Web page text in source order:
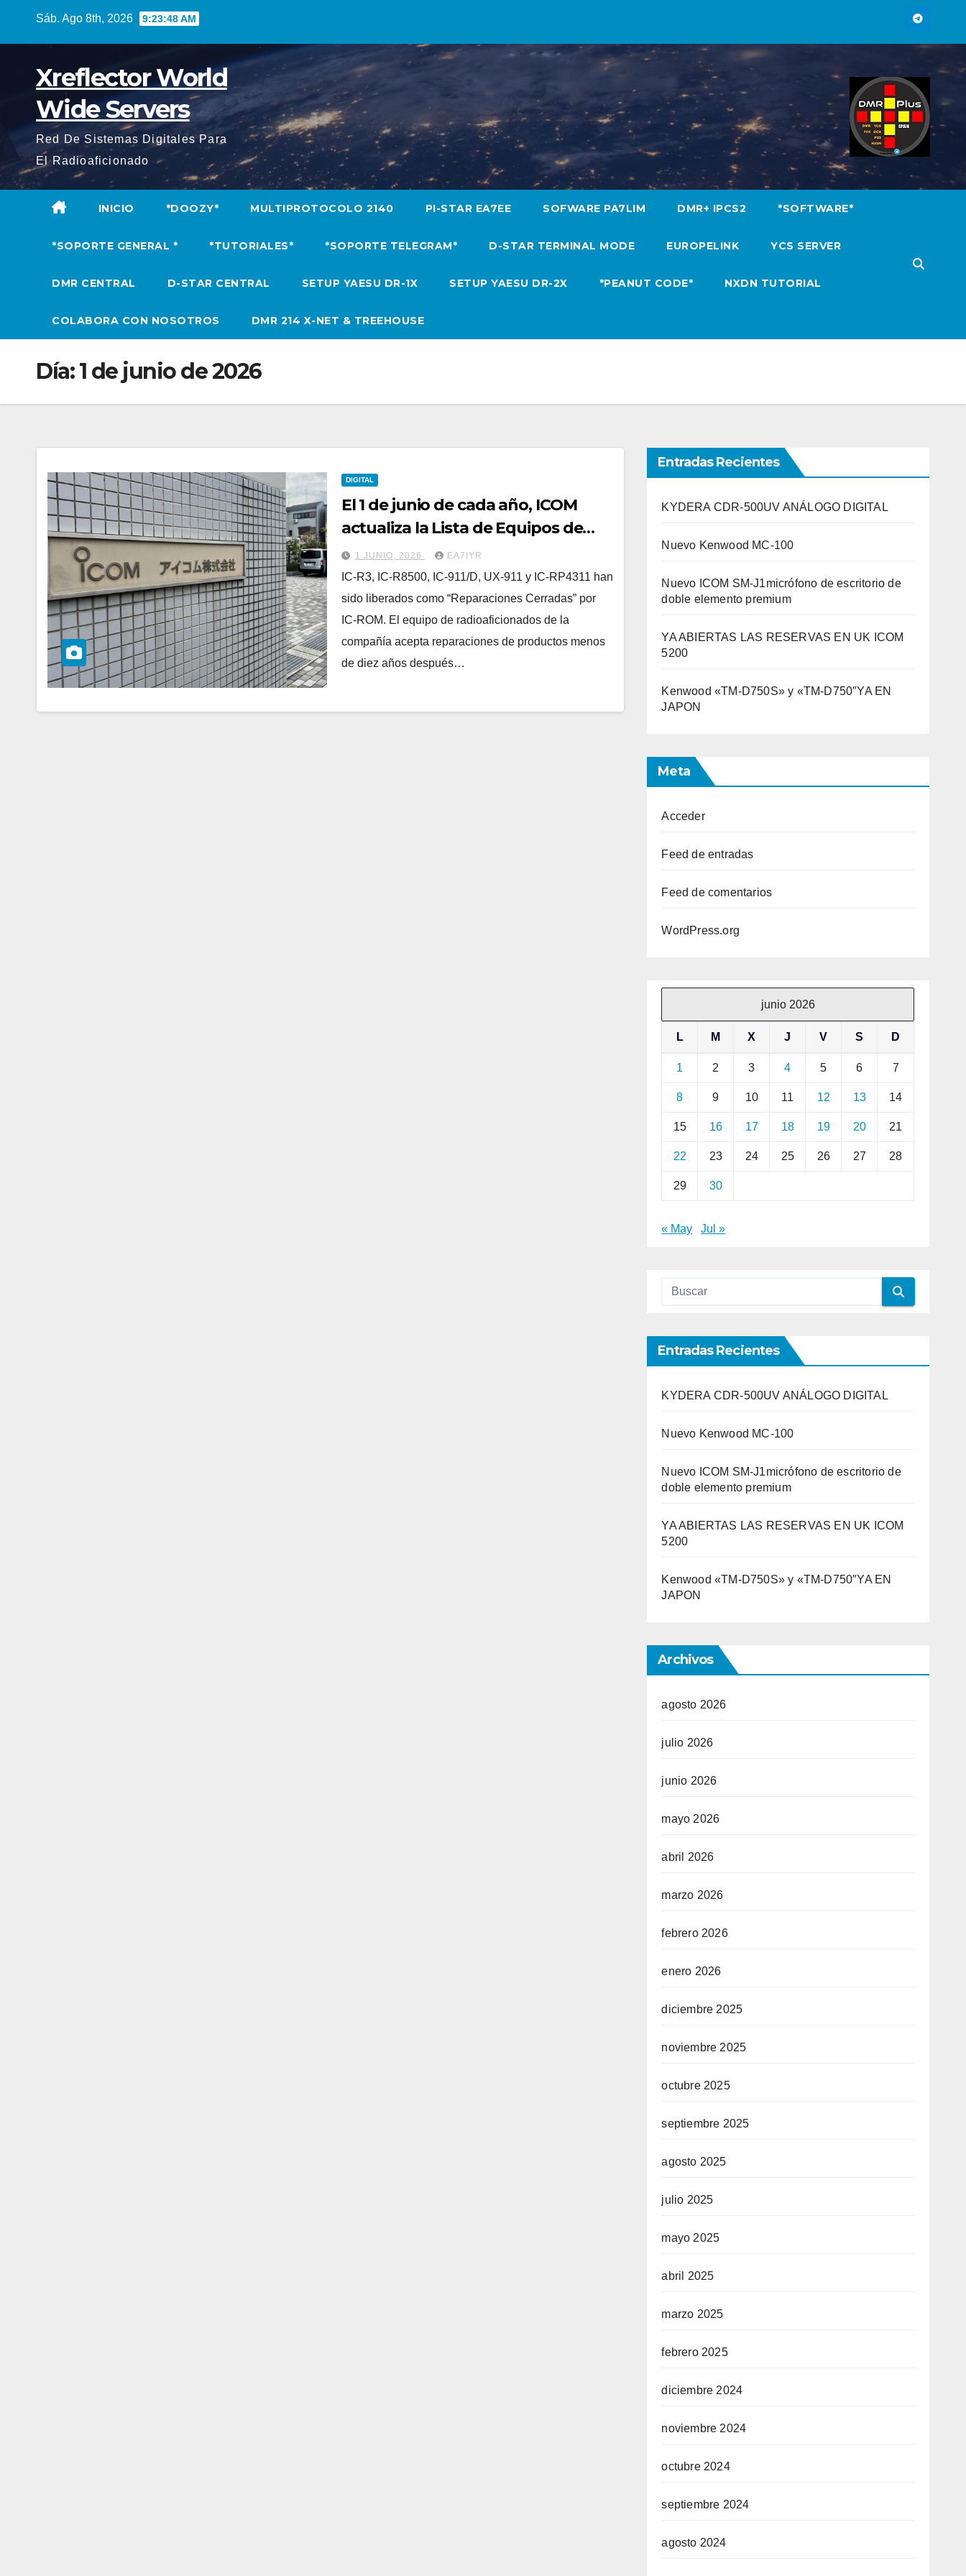
Sáb. Ago 8th, 2026 9:23:49 AM
Xreflector World
Wide Servers
Red De Sistemas Digitales Para
El Radioaficionado
INICIO *DOOZY* MULTIPROTOCOLO 2140 PI-STAR EA7EE SOFWARE PA7LIM DMR+ IPCS2 *SOFTWARE*
*SOPORTE GENERAL * *TUTORIALES* *SOPORTE TELEGRAM* D-STAR TERMINAL MODE EUROPELINK YCS SERVER
DMR CENTRAL D-STAR CENTRAL SETUP YAESU DR-1X SETUP YAESU DR-2X *PEANUT CODE* NXDN TUTORIAL
COLABORA CON NOSOTROS DMR 214 X-NET & TREEHOUSE
Día:1 de junio de 2026
DIGITAL
El 1 de junio de cada año, ICOM
actualiza la Lista de Equipos de
Producción Discontinuada
1 JUNIO, 2026 EA7IYR
IC-R3, IC-R8500, IC-911/D, UX-911 y IC-RP4311 han
sido liberados como “Reparaciones Cerradas” por
IC-ROM. El equipo de radioaficionados de la
compañía acepta reparaciones de productos menos
de diez años después…
Entradas Recientes
KYDERA CDR-500UV ANÁLOGO DIGITAL
Nuevo Kenwood MC-100
Nuevo ICOM SM-J1micrófono de escritorio de
doble elemento premium
YA ABIERTAS LAS RESERVAS EN UK ICOM
5200
Kenwood «TM-D750S» y «TM-D750″YA EN
JAPON
Meta
Acceder
Feed de entradas
Feed de comentarios
WordPress.org
junio 2026
L M X J V S D
1 2 3 4 5 6 7
8 9 10 11 12 13 14
15 16 17 18 19 20 21
22 23 24 25 26 27 28
29 30
« May Jul »
Entradas Recientes
KYDERA CDR-500UV ANÁLOGO DIGITAL
Nuevo Kenwood MC-100
Nuevo ICOM SM-J1micrófono de escritorio de
doble elemento premium
YA ABIERTAS LAS RESERVAS EN UK ICOM
5200
Kenwood «TM-D750S» y «TM-D750″YA EN
JAPON
Archivos
agosto 2026
julio 2026
junio 2026
mayo 2026
abril 2026
marzo 2026
febrero 2026
enero 2026
diciembre 2025
noviembre 2025
octubre 2025
septiembre 2025
agosto 2025
julio 2025
mayo 2025
abril 2025
marzo 2025
febrero 2025
diciembre 2024
noviembre 2024
octubre 2024
septiembre 2024
agosto 2024